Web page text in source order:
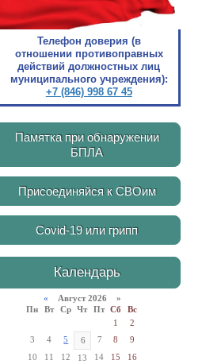
Телефон доверия (в
отношении противоправных
действий должностных лиц
муниципального учреждения):
+7 (846) 998 67 45
Памятка при обнаружении
БПЛА
Присоединяйся к СВОим
Covid-19 или грипп
Календарь
« Август 2026 »
Пн
Вт Ср Чт Пт Сб
Вс
1
2
3
4 5 6 7 8
9
10
11 12 13 14 15 16